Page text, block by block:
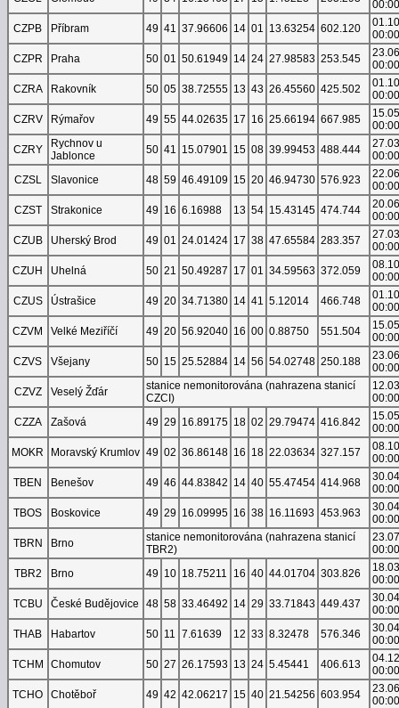
00:00
CZPB
Příbram 49 41 37.96606 14 01 13.63254 602.120
00:00
CZPR
Praha 50 01 50.61949 14 24 27.98583 253.545
00:00
CZRA
Rakovník 50 05 38.72555 13 43 26.45560 425.502
00:00
CZRV
Rýmařov 49 55 44.02635 17 16 25.66194 667.985
00:00
CZRY
Rychnov u
Jablonce
50 41 15.07901 15 08 39.99453 488.444
00:00
CZSL
Slavonice 48 59 46.49109 15 20 46.94730 576.923
00:00
CZST
Strakonice 49 16 6.16988 13 54 15.43145 474.744
00:00
CZUB
Uherský Brod 49 01 24.01424 17 38 47.65584 283.357
00:00
CZUH
Uhelná 50 21 50.49287 17 01 34.59563 372.059
00:00
CZUS
Ústrašice 49 20 34.71380 14 41 5.12014 466.748
00:00
CZVM
Velké Meziříčí 49 20 56.92040 16 00 0.88750 551.504
00:00
CZVS
Všejany 50 15 25.52884 14 56 54.02748 250.188
00:00
CZVZ
Veselý Žďár
stanice nemonitorována (nahrazena stanicí
CZCI)
00:00
CZZA
Zašová 49 29 16.89175 18 02 29.79474 416.842
00:00
MOKR
Moravský Krumlov 49 02 36.86148 16 18 22.03634 327.157
00:00
TBEN
Benešov 49 46 44.83842 14 40 55.47454 414.968
00:00
TBOS
Boskovice 49 29 16.09995 16 38 16.11693 453.963
00:00
TBRN
Brno
stanice nemonitorována (nahrazena stanicí
TBR2)
00:00
TBR2
Brno 49 10 18.75211 16 40 44.01704 303.826
00:00
TCBU
České Budějovice 48 58 33.46492 14 29 33.71843 449.437
00:00
THAB
Habartov 50 11 7.61639 12 33 8.32478 576.346
00:00
TCHM
Chomutov 50 27 26.17593 13 24 5.45441 406.613
00:00
TCHO
Chotěboř 49 42 42.06217 15 40 21.54256 603.954
00:00